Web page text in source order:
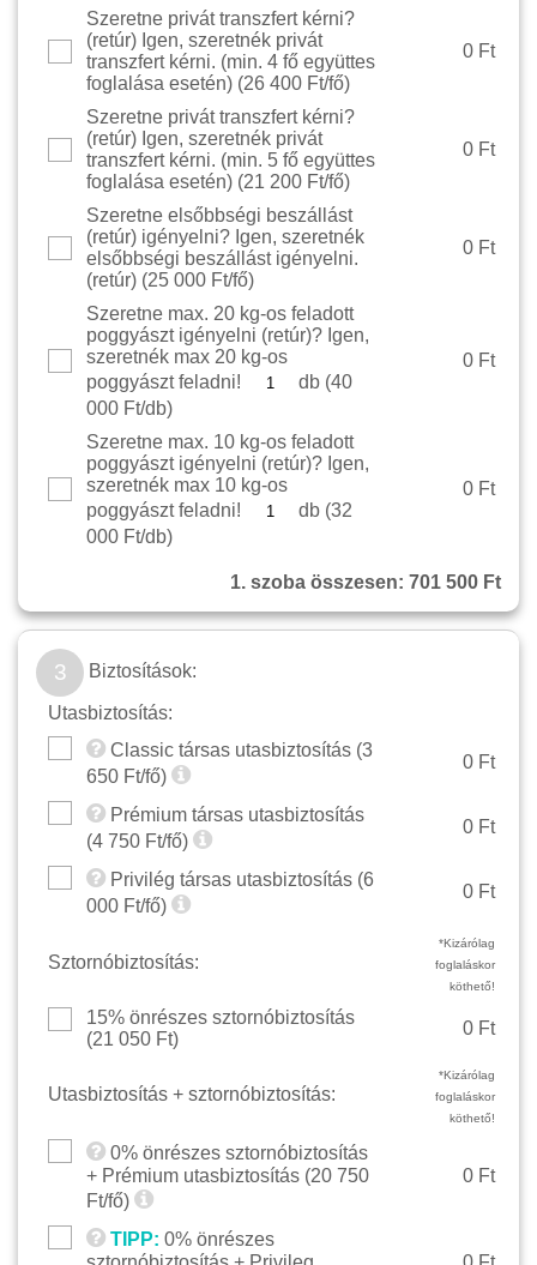
Szeretne privát transzfert kérni?
(retúr) Igen, szeretnék privát
transzfert kérni. (min. 4 fő együttes
foglalása esetén) (26 400 Ft/fő)
0 Ft
Szeretne privát transzfert kérni?
(retúr) Igen, szeretnék privát
transzfert kérni. (min. 5 fő együttes
foglalása esetén) (21 200 Ft/fő)
0 Ft
Szeretne elsőbbségi beszállást
(retúr) igényelni? Igen, szeretnék
elsőbbségi beszállást igényelni.
(retúr) (25 000 Ft/fő)
0 Ft
Szeretne max. 20 kg-os feladott
poggyászt igényelni (retúr)? Igen,
szeretnék max 20 kg-os
poggyászt feladni!
db (40
000 Ft/db)
0 Ft
Szeretne max. 10 kg-os feladott
poggyászt igényelni (retúr)? Igen,
szeretnék max 10 kg-os
poggyászt feladni!
db (32
000 Ft/db)
0 Ft
1. szoba összesen: 701 500 Ft
3 Biztosítások:
Utasbiztosítás:
Classic társas utasbiztosítás (3
650 Ft/fő)
0 Ft
Prémium társas utasbiztosítás
(4 750 Ft/fő)
0 Ft
Privilég társas utasbiztosítás (6
000 Ft/fő)
0 Ft
Sztornóbiztosítás:
*Kizárólag
foglaláskor
köthető!
15% önrészes sztornóbiztosítás
(21 050 Ft)
0 Ft
Utasbiztosítás + sztornóbiztosítás:
*Kizárólag
foglaláskor
köthető!
0% önrészes sztornóbiztosítás
+ Prémium utasbiztosítás (20 750
Ft/fő)
0 Ft
TIPP: 0% önrészes